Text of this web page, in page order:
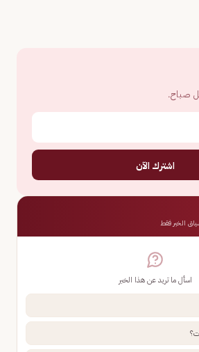
صباح.
اشترك الآن
الخبر فقط
اسأل ما تريد عن هذا الخبر